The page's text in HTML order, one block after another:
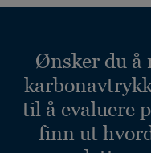
Ønsker du å
til å evaluere
finn ut